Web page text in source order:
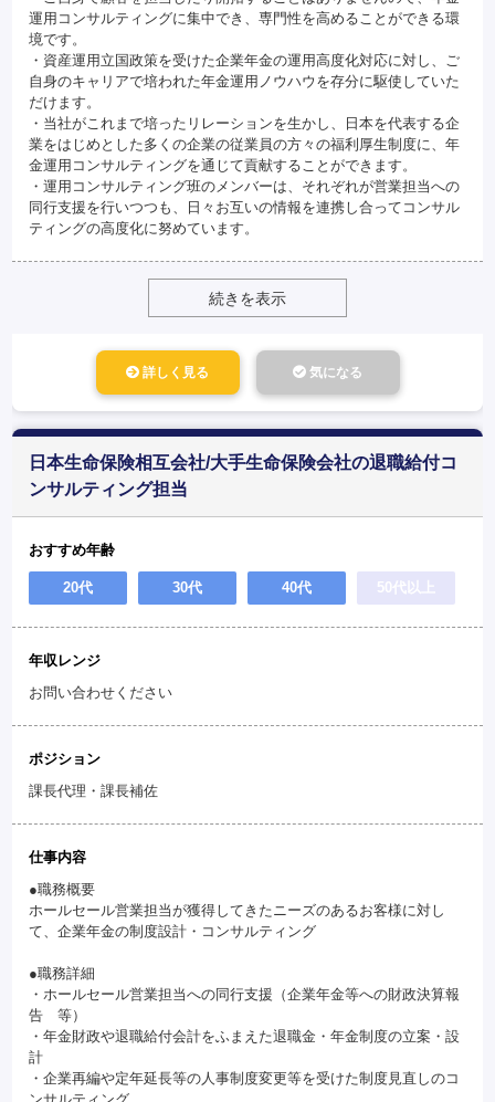
運用コンサルティングに集中でき、専門性を高めることができる環
境です。
・資産運用立国政策を受けた企業年金の運用高度化対応に対し、ご
自身のキャリアで培われた年金運用ノウハウを存分に駆使していた
だけます。
・当社がこれまで培ったリレーションを生かし、日本を代表する企
業をはじめとした多くの企業の従業員の方々の福利厚生制度に、年
金運用コンサルティングを通じて貢献することができます。
・運用コンサルティング班のメンバーは、それぞれが営業担当への
同行支援を行いつつも、日々お互いの情報を連携し合ってコンサル
ティングの高度化に努めています。
続きを表示
詳しく見る 気になる
日本生命保険相互会社/大手生命保険会社の退職給付コ
ンサルティング担当
おすすめ年齢
20代 30代 40代 50代以上
年収レンジ
お問い合わせください
ポジション
課長代理・課長補佐
仕事内容
●職務概要
ホールセール営業担当が獲得してきたニーズのあるお客様に対し
て、企業年金の制度設計・コンサルティング
●職務詳細
・ホールセール営業担当への同行支援（企業年金等への財政決算報
告 等）
・年金財政や退職給付会計をふまえた退職金・年金制度の立案・設
計
・企業再編や定年延長等の人事制度変更等を受けた制度見直しのコ